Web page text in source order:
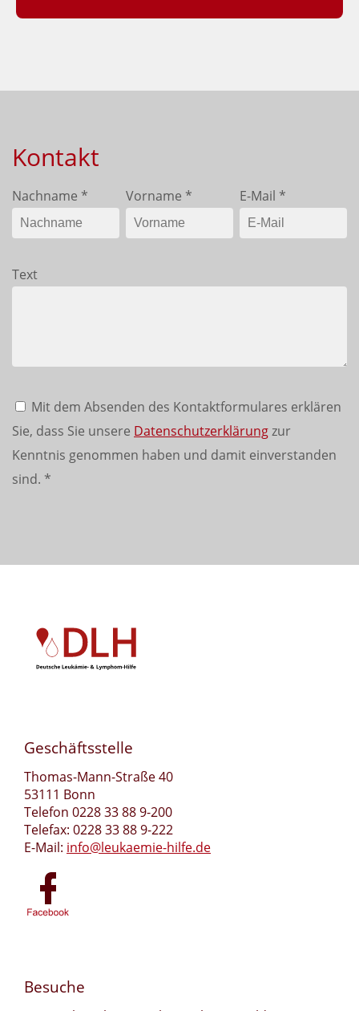
Kontakt
Nachname * Vorname * E-Mail *
Text
Mit dem Absenden des Kontaktformulares erklären
Sie, dass Sie unsere Datenschutzerklärungzur
Kenntnis genommen haben und damit einverstanden
sind. *
Geschäftsstelle
Thomas-Mann-Straße 40
53111 Bonn
Telefon 0228 33 88 9-200
Telefax: 0228 33 88 9-222
E-Mail: info@leukaemie-hilfe.de
Besuche